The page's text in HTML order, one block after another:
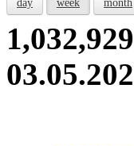
day week month
1,032,929